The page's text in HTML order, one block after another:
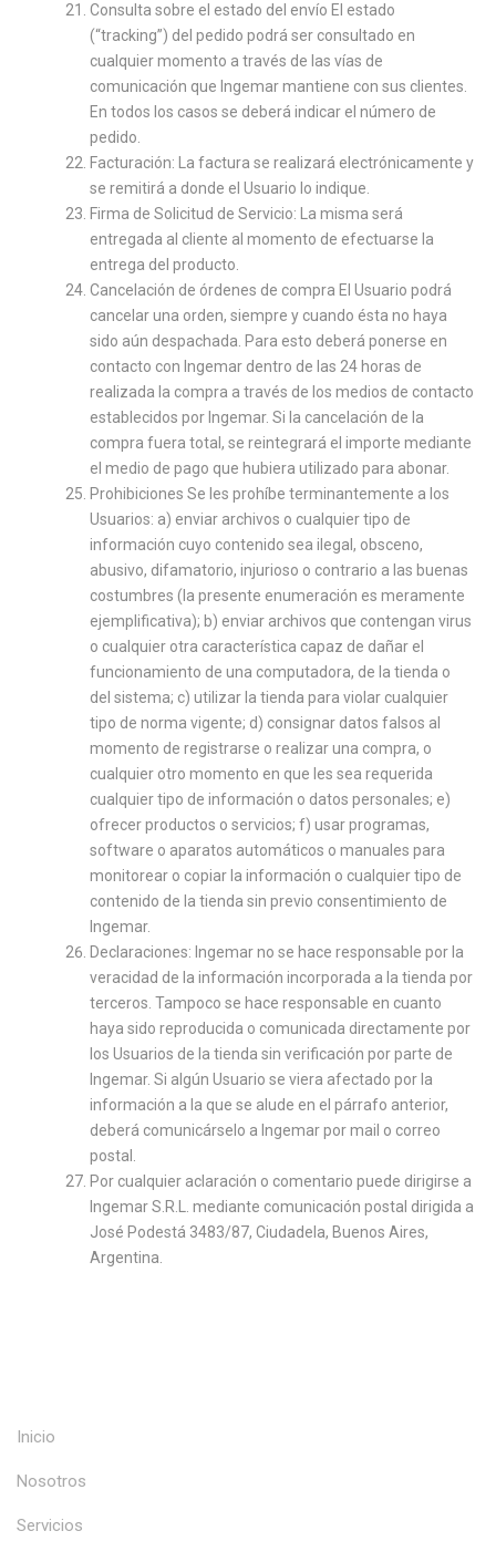
Consulta sobre el estado del envío El estado
(“tracking”) del pedido podrá ser consultado en
cualquier momento a través de las vías de
comunicación que Ingemar mantiene con sus clientes.
En todos los casos se deberá indicar el número de
pedido.
Facturación: La factura se realizará electrónicamente y
se remitirá a donde el Usuario lo indique.
Firma de Solicitud de Servicio: La misma será
entregada al cliente al momento de efectuarse la
entrega del producto.
Cancelación de órdenes de compra El Usuario podrá
cancelar una orden, siempre y cuando ésta no haya
sido aún despachada. Para esto deberá ponerse en
contacto con Ingemar dentro de las 24 horas de
realizada la compra a través de los medios de contacto
establecidos por Ingemar. Si la cancelación de la
compra fuera total, se reintegrará el importe mediante
el medio de pago que hubiera utilizado para abonar.
Prohibiciones Se les prohíbe terminantemente a los
Usuarios: a) enviar archivos o cualquier tipo de
información cuyo contenido sea ilegal, obsceno,
abusivo, difamatorio, injurioso o contrario a las buenas
costumbres (la presente enumeración es meramente
ejemplificativa); b) enviar archivos que contengan virus
o cualquier otra característica capaz de dañar el
funcionamiento de una computadora, de la tienda o
del sistema; c) utilizar la tienda para violar cualquier
tipo de norma vigente; d) consignar datos falsos al
momento de registrarse o realizar una compra, o
cualquier otro momento en que les sea requerida
cualquier tipo de información o datos personales; e)
ofrecer productos o servicios; f) usar programas,
software o aparatos automáticos o manuales para
monitorear o copiar la información o cualquier tipo de
contenido de la tienda sin previo consentimiento de
Ingemar.
Declaraciones: Ingemar no se hace responsable por la
veracidad de la información incorporada a la tienda por
terceros. Tampoco se hace responsable en cuanto
haya sido reproducida o comunicada directamente por
los Usuarios de la tienda sin verificación por parte de
Ingemar. Si algún Usuario se viera afectado por la
información a la que se alude en el párrafo anterior,
deberá comunicárselo a Ingemar por mail o correo
postal.
Por cualquier aclaración o comentario puede dirigirse a
Ingemar S.R.L. mediante comunicación postal dirigida a
José Podestá 3483/87, Ciudadela, Buenos Aires,
Argentina.
Inicio
Nosotros
Servicios